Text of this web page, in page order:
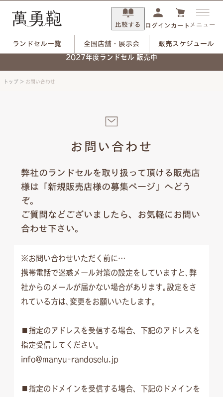
比較する ログイン カート メニュー
販売スケジュール
ランドセル一覧
全国店舗・展示会
2027年度ランドセル 販売中
トップ > お問い合わせ
お問い合わせ
弊社のランドセルを取り扱って頂ける販売店
様は「新規販売店様の募集ページ」へどう
ぞ。
ご質問などございましたら、お気軽にお問い
合わせ下さい。
※お問い合わせいただく前に…
携帯電話で迷惑メール対策の設定をしていますと､弊
社からのメールが届かない場合があります｡設定をさ
れている方は､変更をお願いいたします｡
■指定のアドレスを受信する場合、下記のアドレスを
指定受信してください。
info@manyu-randoselu.jp
■指定のドメインを受信する場合、下記のドメインを